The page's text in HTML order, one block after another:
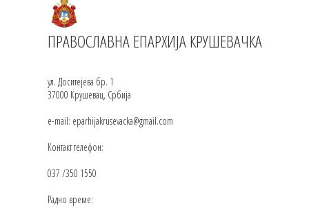
ПРАВОСЛАВНА ЕПАРХИЈА КРУШЕВАЧКА
ул. Доситејева бр. 1
37000 Крушевац, Србија
e-mail: eparhijakrusevacka@gmail.com
Контакт телефон:
037 /350 1550
Радно време: